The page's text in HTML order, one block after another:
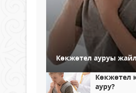
Көкжөтел ауруы
Көкжөтел
ауру?